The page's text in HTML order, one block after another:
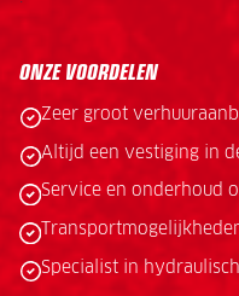
ONZE VOORDELEN
Zeer groot
Altijd een vestiging in
Service en onderhoud
Specialist in